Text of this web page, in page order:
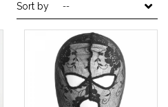
Sort by --